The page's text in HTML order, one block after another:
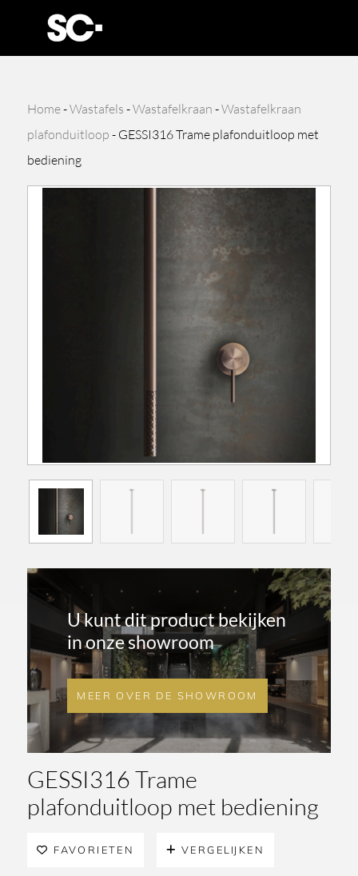
Home-Wastafels -Wastafelkraan -Wastafelkraan
plafonduitloop - GESSI316 Trame plafonduitloop met
bediening
U kunt dit product bekijken
in onze showroom
MEER OVER DE SHOWROOM
GESSI316 Trame
plafonduitloop met bediening
FAVORIETEN VERGELIJKEN